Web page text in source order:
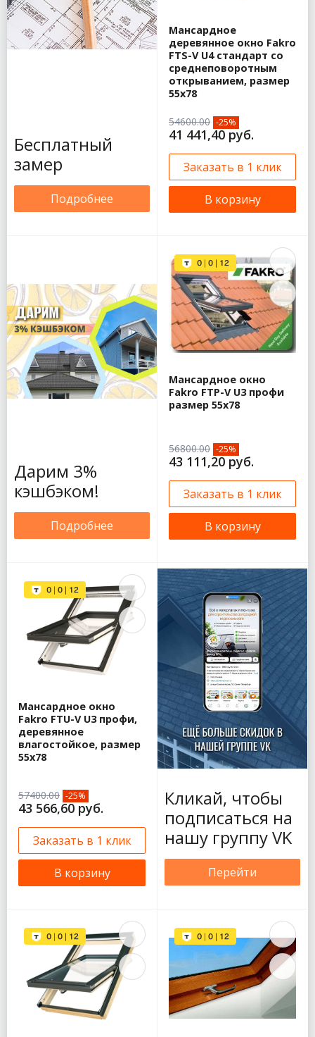
Бесплатный
замер
Подробнее
Мансардное
деревянное окно Fakro
FTS-V U4 стандарт со
среднеповоротным
открыванием, размер
55х78
54600.00 -25%
41 441,40 руб.
Заказать в 1 клик
В корзину
Дарим 3%
кэшбэком!
Подробнее
Мансардное окно
Fakro FTP-V U3 профи
размер 55х78
56800.00 -25%
43 111,20 руб.
Заказать в 1 клик
В корзину
Мансардное окно
Fakro FTU-V U3 профи,
деревянное
влагостойкое, размер
55х78
57400.00 -25%
43 566,60 руб.
Заказать в 1 клик
В корзину
Кликай, чтобы
подписаться на
нашу группу VK
Перейти